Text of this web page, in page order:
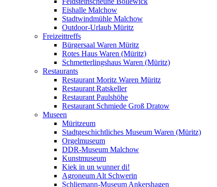
Eishalle Malchow
Stadtwindmühle Malchow
Outdoor-Urlaub Müritz
Freizeittreffs
Bürgersaal Waren Müritz
Rotes Haus Waren (Müritz)
Schmetterlingshaus Waren (Müritz)
Restaurants
Restaurant Moritz Waren Müritz
Restaurant Ratskeller
Restaurant Paulshöhe
Restaurant Schmiede Groß Dratow
Museen
Müritzeum
Stadtgeschichtliches Museum Waren (Müritz)
Orgelmuseum
DDR-Museum Malchow
Kunstmuseum
Kiek in un wunner di!
Agroneum Alt Schwerin
Schliemann-Museum Ankershagen